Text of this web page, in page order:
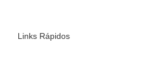
Links Rápidos